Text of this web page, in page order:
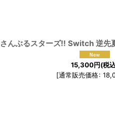
[
[191556]
15,300円(税
[通常販売価格: